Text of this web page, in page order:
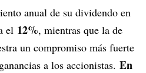
anual de su dividendo en
el 12%, mientras que la de
un compromiso más fuerte
a los accionistas. En